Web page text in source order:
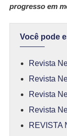
progresso em
Você pode
Revista
Revista
Revista
Revista
REVISTA